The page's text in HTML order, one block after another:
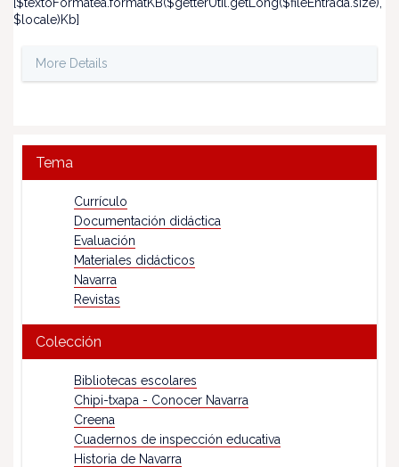
$locale)Kb]
More Details
Tema
Currículo
Documentación didáctica
Evaluación
Materiales didácticos
Navarra
Revistas
Colección
Bibliotecas escolares
Chipi-txapa - Conocer Navarra
Creena
Cuadernos de inspección educativa
Historia de Navarra